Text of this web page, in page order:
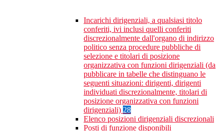
Incarichi dirigenziali, a qualsiasi titolo
conferiti, ivi inclusi quelli conferiti
discrezionalmente dall'organo di indirizzo
politico senza procedure pubbliche di
selezione e titolari di posizione
organizzativa con funzioni dirigenziali (da
pubblicare in tabelle che distinguano le
seguenti situazioni: dirigenti, dirigenti
individuati discrezionalmente, titolari di
posizione organizzativa con funzioni
dirigenziali) 28
Elenco posizioni dirigenziali discrezionali
Posti di funzione disponibili